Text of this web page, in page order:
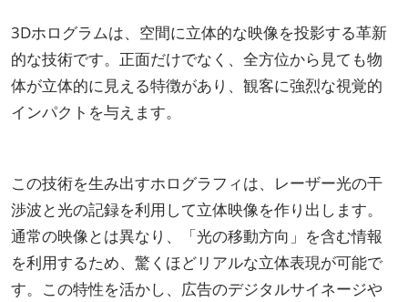
3Dホログラムは、空間に立体的な映像を投影する革新
的な技術です。正面だけでなく、全方位から見ても物
体が立体的に見える特徴があり、観客に強烈な視覚的
インパクトを与えます。
この技術を生み出すホログラフィは、レーザー光の干
渉波と光の記録を利用して立体映像を作り出します。
通常の映像とは異なり、「光の移動方向」を含む情報
を利用するため、驚くほどリアルな立体表現が可能で
す。この特性を活かし、広告のデジタルサイネージや